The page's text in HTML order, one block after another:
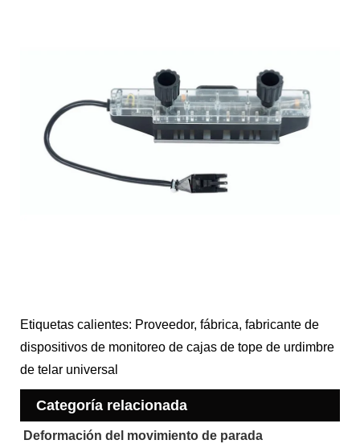
Etiquetas calientes: Proveedor, fábrica, fabricante de
dispositivos de monitoreo de cajas de tope de urdimbre
de telar universal
Categoría relacionada
Deformación del movimiento de parada